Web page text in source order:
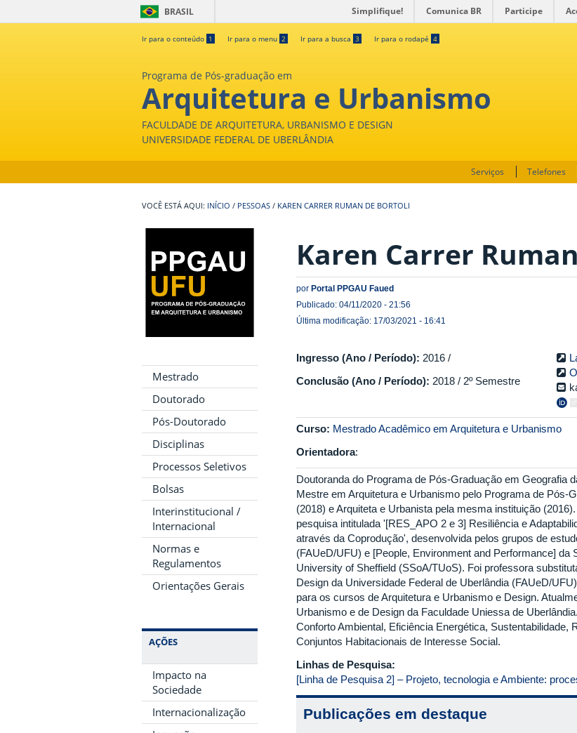
BRASIL Simplifique! Comunica BR Participe
Ir para o conteúdo 1 Ir para o menu 2 Ir para a busca 3 Ir para o rodapé 4
Programa de Pós-graduação em
Arquitetura e Urbanismo
FACULDADE DE ARQUITETURA, URBANISMO E DESIGN
UNIVERSIDADE FEDERAL DE UBERLÂNDIA
Serviços Telefones
INÍCIO / PESSOAS / KAREN CARRER RUMAN DE BORTOLI
Mestrado
Doutorado
Pós-Doutorado
Disciplinas
Processos Seletivos
Bolsas
Interinstitucional /
Internacional
Normas e
Regulamentos
Orientações Gerais
AÇÕES
Impacto na
Sociedade
Internacionalização
Karen Carrer
por Portal PPGAU Faued
Publicado: 04/11/2020 - 21:56
Última modificação: 17/03/2021 - 16:41
Ingresso (Ano / Período): 2016 /
Conclusão (Ano / Período): 2018 / 2º Semestre
Curso: Mestrado Acadêmico em Arquitetura e Urbanismo
Orientadora:
Doutoranda do Programa de Pós-Graduação em Geografia
Mestre em Arquitetura e Urbanismo pelo Programa de Pós-
(2018) e Arquiteta e Urbanista pela mesma instituição
pesquisa intitulada '[RES_APO 2 e 3] Resiliência e
através da Coprodução', desenvolvida pelos grupos de
(FAUeD/UFU) e [People, Environment and Performance] da
University of Sheffield (SSoA/TUoS). Foi professora
Design da Universidade Federal de Uberlândia (FAUeD/
para os cursos de Arquitetura e Urbanismo e Design.
Urbanismo e de Design da Faculdade Uniessa de
Conforto Ambiental, Eficiência Energética, Sustentabilidade,
Conjuntos Habitacionais de Interesse Social.
Linhas de Pesquisa:
[Linha de Pesquisa 2] – Projeto, tecnologia e Ambiente:
Publicações em destaque